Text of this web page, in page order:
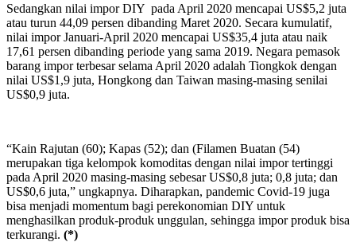
Sedangkan nilai impor DIY pada April 2020 mencapai US$5,2 juta
atau turun 44,09 persen dibanding Maret 2020. Secara kumulatif,
nilai impor Januari-April 2020 mencapai US$35,4 juta atau naik
17,61 persen dibanding periode yang sama 2019. Negara pemasok
barang impor terbesar selama April 2020 adalah Tiongkok dengan
nilai US$1,9 juta, Hongkong dan Taiwan masing-masing senilai
US$0,9 juta.
“Kain Rajutan (60); Kapas (52); dan (Filamen Buatan (54)
merupakan tiga kelompok komoditas dengan nilai impor tertinggi
pada April 2020 masing-masing sebesar US$0,8 juta; 0,8 juta; dan
US$0,6 juta,” ungkapnya. Diharapkan, pandemic Covid-19 juga
bisa menjadi momentum bagi perekonomian DIY untuk
menghasilkan produk-produk unggulan, sehingga impor produk bisa
terkurangi. (*)